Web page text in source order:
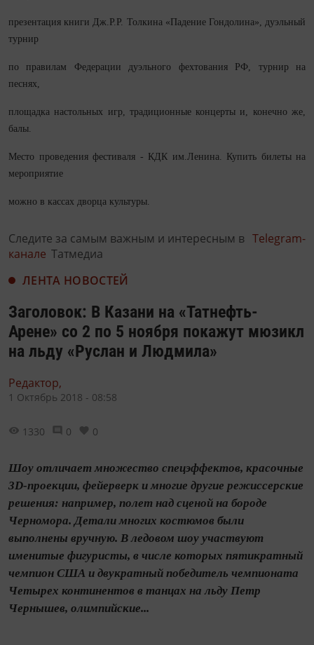
презентация книги Дж.Р.Р. Толкина «Падение Гондолина», дуэльный
турнир
по правилам Федерации дуэльного фехтования РФ, турнир на
песнях,
площадка настольных игр, традиционные концерты и, конечно же,
балы.
Место проведения фестиваля - КДК им.Ленина. Купить билеты на
мероприятие
можно в кассах дворца культуры.
Следите за самым важным и интересным в Telegram-
канале Татмедиа
ЛЕНТА НОВОСТЕЙ
Заголовок: В Казани на «Татнефть-
Арене» со 2 по 5 ноября покажут мюзикл
на льду «Руслан и Людмила»
Редактор,
1 Октябрь 2018 - 08:58
1330 0 0
Шоу отличает множество спецэффектов, красочные
3D-проекции, фейерверк и многие другие режиссерские
решения: например, полет над сценой на бороде
Черномора. Детали многих костюмов были
выполнены вручную. В ледовом шоу участвуют
именитые фигуристы, в числе которых пятикратный
чемпион США и двукратный победитель чемпионата
Четырех континентов в танцах на льду Петр
Чернышев, олимпийские...